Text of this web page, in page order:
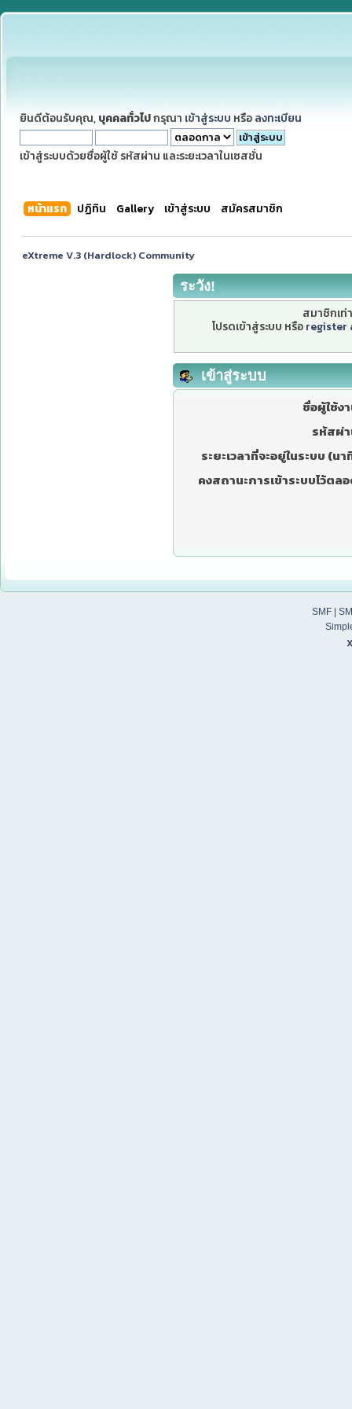
ยินดีต้อนรับคุณ, บุคคลทั่วไปกรุณา เข้าสู่ระบบ หรือ ลงทะเบียน
เข้าสู่ระบบด้วยชื่อผู้ใช้ รหัสผ่าน และระยะเวลาในเซสชั่น
หน้าแรก ปฏิทิน Gallery เข้าสู่ระบบ สมัครสมาชิก
eXtreme V.3 (Hardlock) Community
ระวัง!
สมาชิกเท่
โปรดเข้าสู่ระบบ หรือ register
เข้าสู่ระบบ
ชื่อผู้ใช้ง
รหัสผ่
ระยะเวลาที่จะอยู่ในระบบ (นา
คงสถานะการเข้าระบบไว้ตล
SMF|